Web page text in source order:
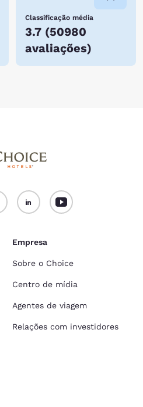
Classificação média
3.7 (50980
avaliações)
Empresa
Sobre o Choice
Centro de mídia
Agentes de viagem
Relações com investidores